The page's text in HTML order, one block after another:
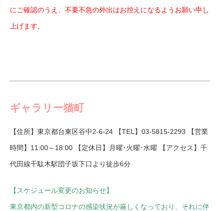
にご確認のうえ、不要不急の外出はお控えになるようお願い申し
上げます。
ギャラリー猫町
【住所】東京都台東区谷中2-6-24 【TEL】03-5815-2293 【営業
時間】11:00～18:00 【定休日】月曜･火曜･水曜 【アクセス】千
代田線千駄木駅団子坂下口より徒歩6分
【スケジュール変更のお知らせ】
東京都内の新型コロナの感染状況が厳しくなっており、それに伴